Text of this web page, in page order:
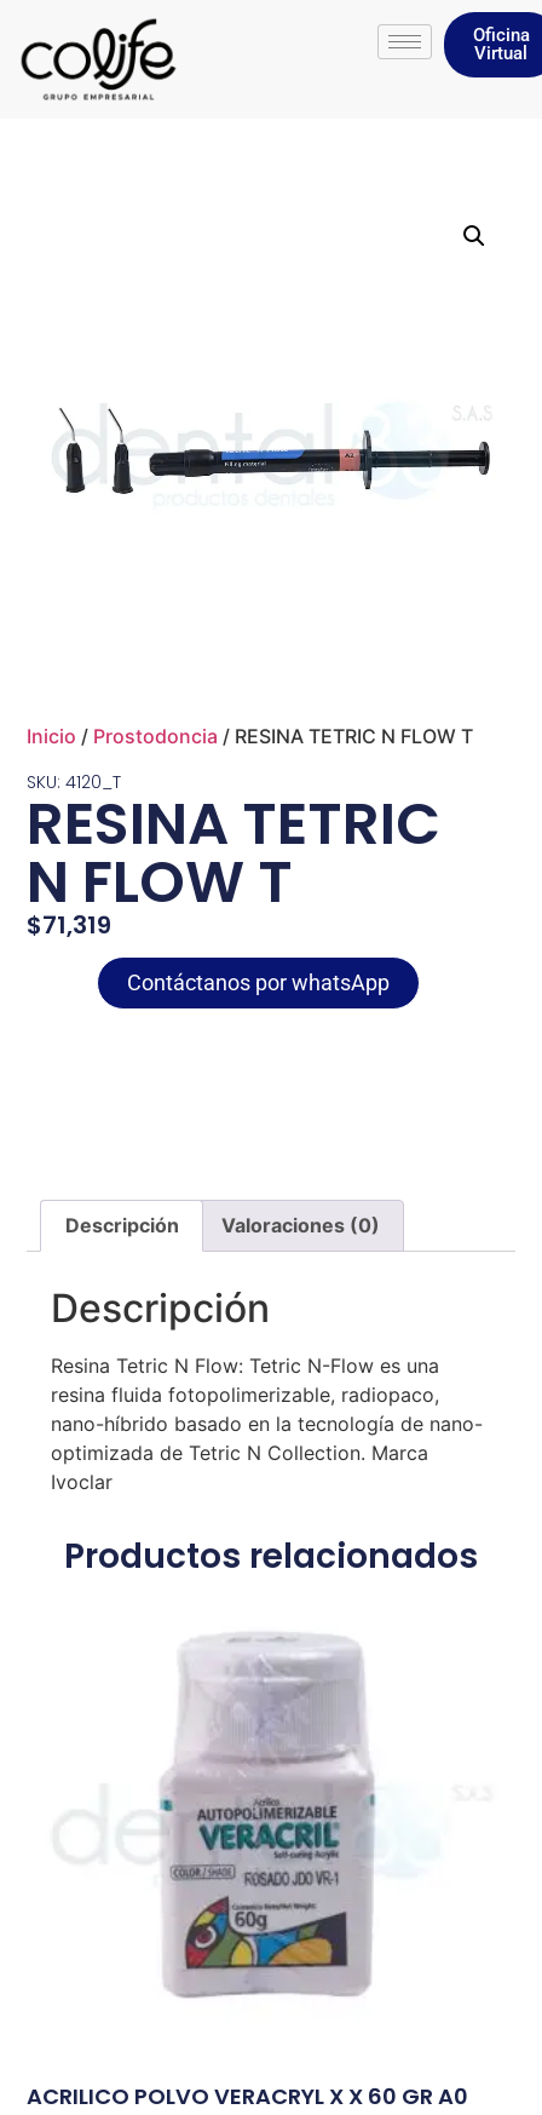
Oficina
Virtual
Inicio / Prostodoncia / RESINA TETRIC N FLOW T
SKU: 4120_T
RESINA TETRIC
N FLOW T
$71,319
Contáctanos por whatsApp
Descripción Valoraciones (0)
Descripción
Resina Tetric N Flow: Tetric N-Flow es una
resina fluida fotopolimerizable, radiopaco,
nano-híbrido basado en la tecnología de nano-
optimizada de Tetric N Collection. Marca
Ivoclar
Productos relacionados
ACRILICO POLVO VERACRYL X X 60 GR A0